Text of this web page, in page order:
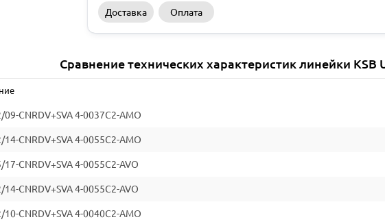
Дренаж и управление стоками
Применяют для откачки воды из затопленных территорий,
эксплуатации и могут эффективно работать с загрязненной
химическую обработку, переработку сточных вод и другие
Применяют для контроля уровня грунтовых вод в
оснований и фундаментов зданий
Технические характеристики
Параметр
Доставка Оплата
Сравнение технических характеристик линейки KSB
09-CNRDV+SVA 4-0037C2-AMO
14-CNRDV+SVA 4-0055C2-AMO
17-CNRDV+SVA 4-0055C2-AVO
14-CNRDV+SVA 4-0055C2-AVO
10-CNRDV+SVA 4-0040C2-AMO